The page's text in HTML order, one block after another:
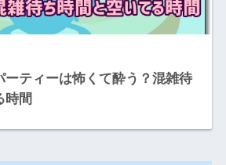
ーティーは怖くて酔う？混雑待
時間